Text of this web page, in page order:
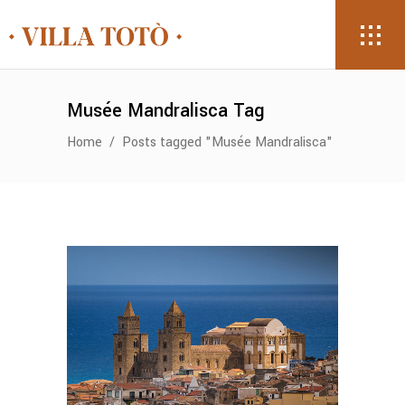
Musée Mandralisca Tag
Home / Posts tagged "Musée Mandralisca"